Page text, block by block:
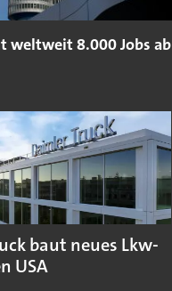
weltweit 8.000 Jobs ab
baut neues Lkw-
USA